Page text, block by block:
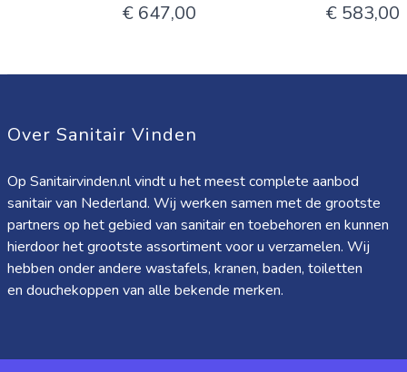
€ 647,00 € 583,00
Over Sanitair Vinden
Op Sanitairvinden.nl vindt u het meest complete aanbod
sanitair van Nederland. Wij werken samen met de grootste
partners op het gebied van sanitair en toebehoren en kunnen
hierdoor het grootste assortiment voor u verzamelen. Wij
hebben onder andere wastafels, kranen, baden, toiletten
en douchekoppen van alle bekende merken.